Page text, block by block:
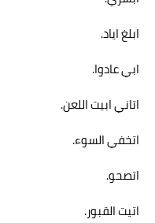
ابلغ اياد.
ابي عادوا.
اتاني ابيت اللعن.
اتخفي السوء.
اتصحو.
اتيت القبور.